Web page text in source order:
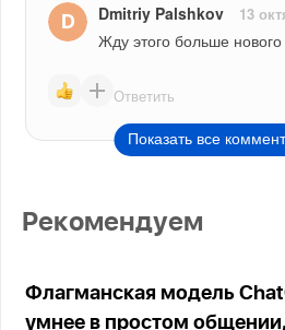
Dmitriy Palshkov 13
Жду этого больше
Ответить
Показать все
Рекомендуем
Флагманская модель
умнее в простом